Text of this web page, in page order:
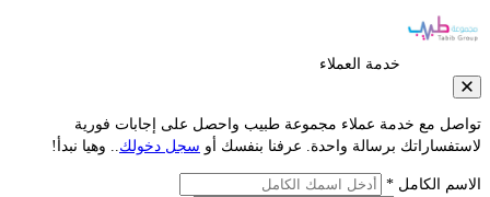
خدمة العملاء
مع خدمة عملاء مجموعة طبيب واحصل على إجابات فورية
برسالة واحدة. عرفنا بنفسك أوسجل دخولك.. وهيا نبدأ!
الكامل *